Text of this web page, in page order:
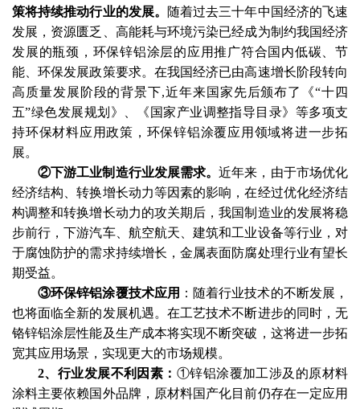
策将持续推动行业的发展。
随着过去三十年中国经济的飞速
发展，资源匮乏、高能耗与环境污染已经成为制约我国经济
发展的瓶颈，环保锌铝涂层的应用推广符合国内低碳、节
能、环保发展政策要求。在我国经济已由高速增长阶段转向
高质量发展阶段的背景下,近年来国家先后颁布了《“十四
五”绿色发展规划》、《国家产业调整指导目录》等多项支
持环保材料应用政策，环保锌铝涂覆应用领域将进一步拓
展。
②下游工业制造行业发展需求。近年来，由于市场优化
经济结构、转换增长动力等因素的影响，在经过优化经济结
构调整和转换增长动力的攻关期后，我国制造业的发展将稳
步前行，下游汽车、航空航天、建筑和工业设备等行业，对
于腐蚀防护的需求持续增长，金属表面防腐处理行业有望长
期受益。
③环保锌铝涂覆技术应用 ：随着行业技术的不断发展，
也将面临全新的发展机遇。在工艺技术不断进步的同时，无
铬锌铝涂层性能及生产成本将实现不断突破，这将进一步拓
宽其应用场景，实现更大的市场规模。
2、行业发展不利因素： ①锌铝涂覆加工涉及的原材料
涂料主要依赖国外品牌，原材料国产化目前仍存在一定应用